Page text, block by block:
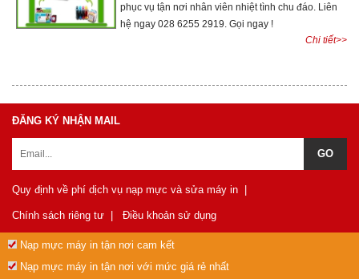
phục vụ tận nơi nhân viên nhiệt tình chu đáo. Liên
hệ ngay 028 6255 2919. Gọi ngay !
Chi tiết>>
ĐĂNG KÝ NHẬN MAIL
Quy định về phí dịch vụ nạp mực và sửa máy in |
Chính sách riêng tư | Điều khoản sử dụng
Nạp mực máy in tận nơi cam kết
Nạp mực máy in tận nơi với mức giá rẻ nhất